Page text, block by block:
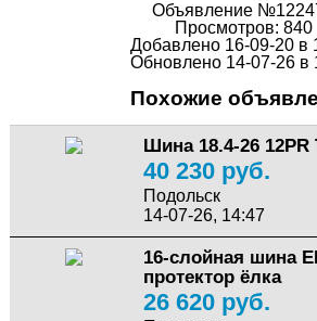
Объявление
Просмотров: 840
Добавлено 16-09-20 в
Обновлено 14-07-26 в
Похожие
Шина 18.4-26 12PR
40 230 руб.
Подольск
14-07-26, 14:47
16-слойная шина
протектор ёлка
26 620 руб.